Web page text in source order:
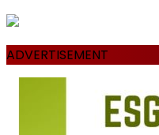
ADVERTISEMENT